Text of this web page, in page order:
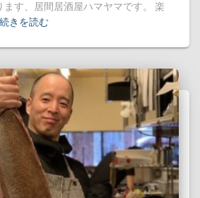
ます、居間居酒屋ハマヤマです。 楽
続きを読む